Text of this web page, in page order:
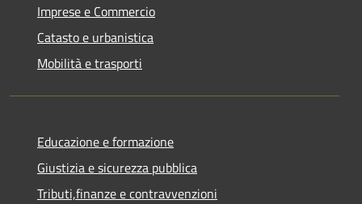
Imprese e Commercio
Catasto e urbanistica
Mobilità e trasporti
Educazione e formazione
Giustizia e sicurezza pubblica
Tributi,finanze e contravvenzioni